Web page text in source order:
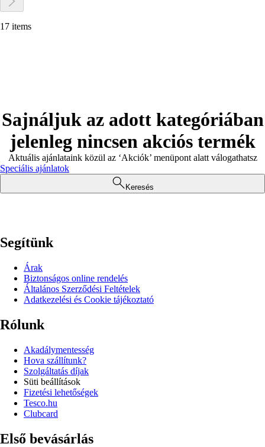
17 items
Sajnáljuk az adott kategóriában
jelenleg nincsen akciós termék
Aktuális ajánlataink közül az ‘Akciók’ menüpont alatt válogathatsz
Speciális ajánlatok
Keresés
Segítünk
Árak
Biztonságos online rendelés
Általános Szerződési Feltételek
Adatkezelési és Cookie tájékoztató
Rólunk
Akadálymentesség
Hova szállítunk?
Szolgáltatás díjak
Süti beállítások
Fizetési lehetőségek
Tesco.hu
Clubcard
Első bevásárlás